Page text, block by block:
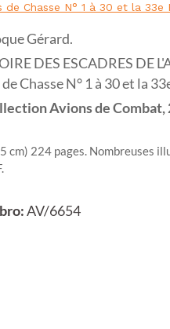
de Chasse N° 1 à 30 et la
Gérard.
DES ESCADRES DE
Chasse N° 1 à 30 et la
Avions de Combat,
cm) 224 pages. Nombreuses
AV/6654